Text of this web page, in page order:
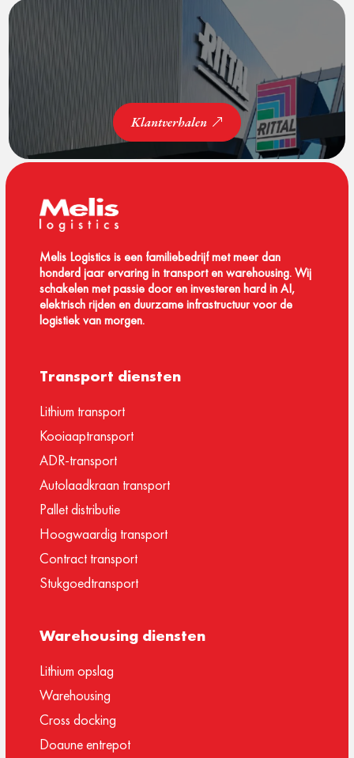
Klantverhalen
Melis Logistics is een familiebedrijf met meer dan
honderd jaar ervaring in transport en warehousing. Wij
schakelen met passie door en investeren hard in AI,
elektrisch rijden en duurzame infrastructuur voor de
logistiek van morgen.
Transport diensten
Lithium transport
Kooiaaptransport
ADR-transport
Autolaadkraan transport
Pallet distributie
Hoogwaardig transport
Contract transport
Stukgoedtransport
Warehousing diensten
Lithium opslag
Warehousing
Cross docking
Doaune entrepot